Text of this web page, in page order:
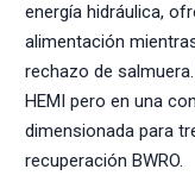
energía hidráulica,
alimentación
rechazo de
HEMI pero en una
dimensionada para
recuperación BWRO.